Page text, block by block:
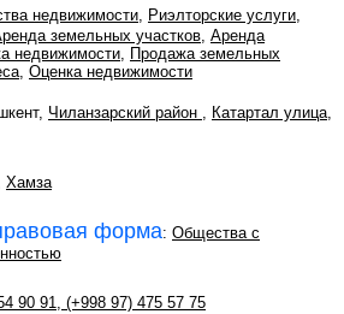
недвижимости, Риэлторские услуги,
земельных участков, Аренда
недвижимости, Продажа земельных
, Оценка недвижимости
Чиланзарский район , Катартал улица,
Хамза
форма: Общества с
90 91 (+998 97) 475 57 75